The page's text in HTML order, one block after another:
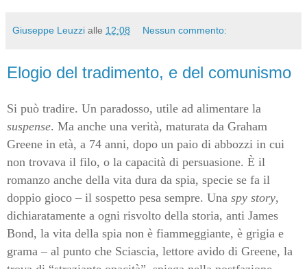
Giuseppe Leuzzi alle 12:08 Nessun commento:
Elogio del tradimento, e del comunismo
Si può tradire. Un paradosso, utile ad alimentare la
suspense. Ma anche una verità, maturata da Graham
Greene in età, a 74 anni, dopo un paio di abbozzi in cui
non trovava il filo, o la capacità di persuasione. È il
romanzo anche della vita dura da spia, specie se fa il
doppio gioco – il sospetto pesa sempre. Una spy story,
dichiaratamente a ogni risvolto della storia, anti James
Bond, la vita della spia non è fiammeggiante, è grigia e
grama – al punto che Sciascia, lettore avido di Greene, la